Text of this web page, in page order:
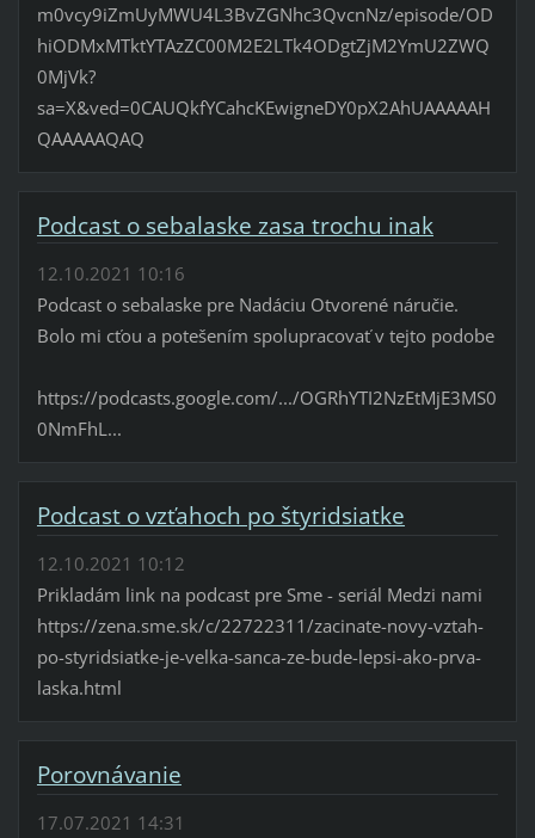
m0vcy9iZmUyMWU4L3BvZGNhc3QvcnNz/episode/OD
hiODMxMTktYTAzZC00M2E2LTk4ODgtZjM2YmU2ZWQ
0MjVk?
sa=X&ved=0CAUQkfYCahcKEwigneDY0pX2AhUAAAAAH
QAAAAAQAQ
Podcast o sebalaske zasa trochu inak
12.10.2021 10:16
Podcast o sebalaske pre Nadáciu Otvorené náručie.
Bolo mi cťou a potešením spolupracovať v tejto podobe
https://podcasts.google.com/.../OGRhYTI2NzEtMjE3MS0
0NmFhL...
Podcast o vzťahoch po štyridsiatke
12.10.2021 10:12
Prikladám link na podcast pre Sme - seriál Medzi nami
https://zena.sme.sk/c/22722311/zacinate-novy-vztah-
po-styridsiatke-je-velka-sanca-ze-bude-lepsi-ako-prva-
laska.html
Porovnávanie
17.07.2021 14:31